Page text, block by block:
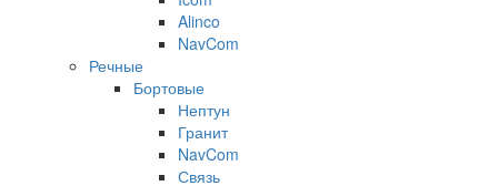
Alinco
NavCom
Речные
Бортовые
Нептун
Гранит
NavCom
Связь